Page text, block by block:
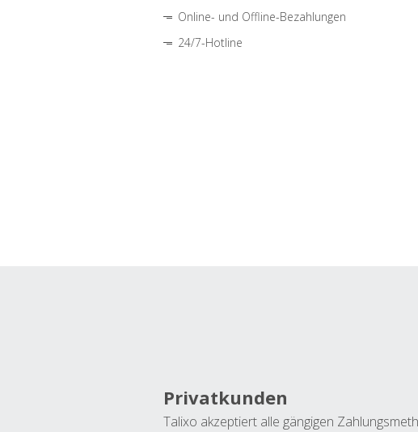
Online- und Offline-Bezahlungen
24/7-Hotline
Privatkunden
Talixo akzeptiert alle gängigen